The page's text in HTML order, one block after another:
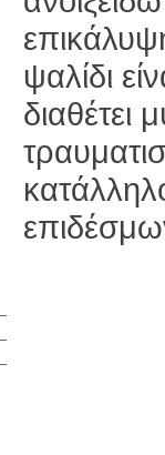
ψαλίδι
διαθέτει